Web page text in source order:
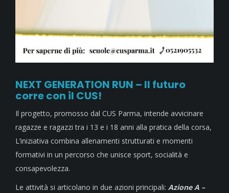
NEXT GENERATION RUN – Il futuro
corre con il CUS!
Il progetto, promosso dal CUS Parma, intende avvicinare
ragazze e ragazzi tra i 13 e i 18 anni alla pratica della corsa,
L’iniziativa combina allenamenti strutturati e momenti
formativi in un percorso che unisce sport, socialità e
consapevolezza.
Le attività si articolano in due azioni principali: Azione A –